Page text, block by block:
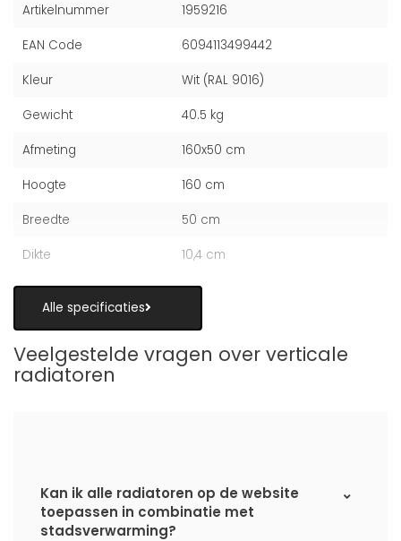
Artikelnummer 1959216
EAN Code 6094113499442
Kleur Wit (RAL 9016)
Gewicht 40.5 kg
Afmeting 160x50 cm
Hoogte 160 cm
Breedte 50 cm
Dikte 10,4 cm
Alle specificaties
Veelgestelde vragen over verticale
radiatoren
Kan ik alle radiatoren op de website
toepassen in combinatie met
stadsverwarming?